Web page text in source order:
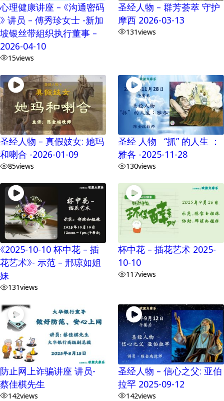
心理健康讲座 – 《沟通密码
》 讲员 – 傅秀珍女士 -新加
坡银丝带組织执行董事 –
2026-04-10
15views
圣经人物 – 群芳荟萃 守护
摩西 2026-03-13
131views
圣经人物 – 真假妓女: 她玛
和喇合 -2026-01-09
85views
圣经 人物 “抓” 的人生 ：
雅各 -2025-11-28
130views
《2025-10-10 杯中花 – 插
花艺术》- 示范 – 邢琼如姐
妹
131views
杯中花 – 插花艺术 2025-
10-10
117views
防止网上诈骗讲座 讲员-
蔡佳棋先生
142views
圣经人物 – 信心之父: 亚伯
拉罕 2025-09-12
142views